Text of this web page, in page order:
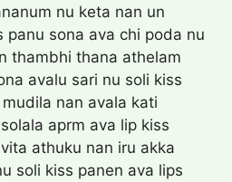
nu keta nan un
panu sona ava chi poda nu
thambhi thana athelam
avalu sari nu soli kiss
nan avala kati
aprm ava lip kiss
athuku nan iru akka
soli kiss panen ava lips